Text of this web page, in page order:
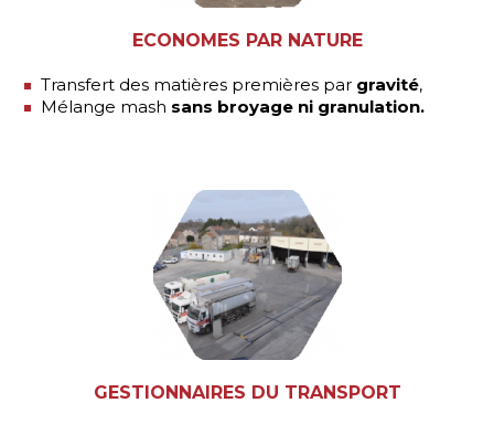
ECONOMES PAR NATURE
Transfert des matières premières par gravité,
Mélange mash sans broyage ni granulation.
GESTIONNAIRES DU TRANSPORT